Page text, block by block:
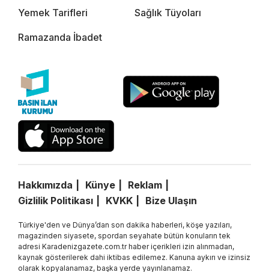
Yemek Tarifleri Sağlık Tüyoları
Ramazanda İbadet
Hakkımızda Künye
Reklam
Gizlilik Politikası
KVKK Bize Ulaşın
Türkiye'den ve Dünya’dan son dakika haberleri, köşe yazıları,
magazinden siyasete, spordan seyahate bütün konuların tek
adresi Karadenizgazete.com.tr haber içerikleri izin alınmadan,
kaynak gösterilerek dahi iktibas edilemez. Kanuna aykırı ve izinsiz
olarak kopyalanamaz, başka yerde yayınlanamaz.